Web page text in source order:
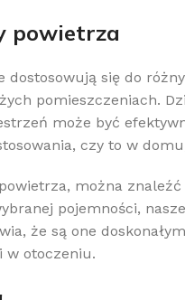
powietrza
dostosowują się do
pomieszczeniach.
może być
czy to w
można
pojemności,
że są one
w otoczeniu.